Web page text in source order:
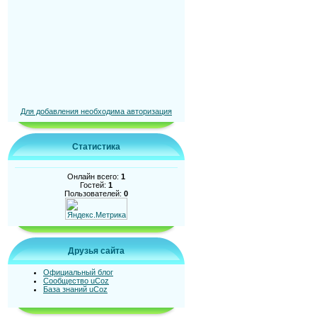
Для добавления необходима авторизация
Статистика
Онлайн всего: 1
Гостей: 1
Пользователей: 0
Друзья сайта
Официальный блог
Сообщество uCoz
База знаний uCoz